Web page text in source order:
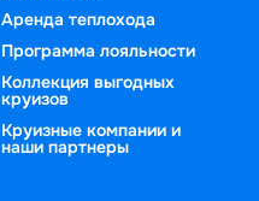
Аренда теплохода
Программа лояльности
Коллекция выгодных
круизов
Круизные компании и
наши партнеры